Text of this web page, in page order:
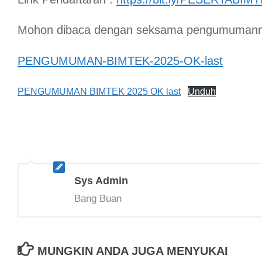
Mohon dibaca dengan seksama
PENGUMUMAN-BIMTEK-2025-OK-last
PENGUMUMAN BIMTEK 2025 OK last Unduh
Sys Admin
Bang Buan
MUNGKIN ANDA JUGA MENYUKAI